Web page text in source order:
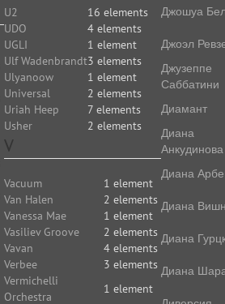
U2
16 elements
UDO
4 elements
UGLI
1 element
Ulf Wadenbrandt3 elements
Ulyanoow
1 element
Universal
2 elements
Uriah Heep
7 elements
Usher
2 elements
V
Vacuum
1 element
Van Halen
2 elements
Vanessa Mae
1 element
Vasiliev Groove
2 elements
Vavan
4 elements
Verbee
3 elements
Vermichelli
Orchestra
1 element
Джошуа
Джоэл
Джузеппе
Саббатини
Диамант
Диана
Анкудинова
Диана
Диана
Диана
Диана